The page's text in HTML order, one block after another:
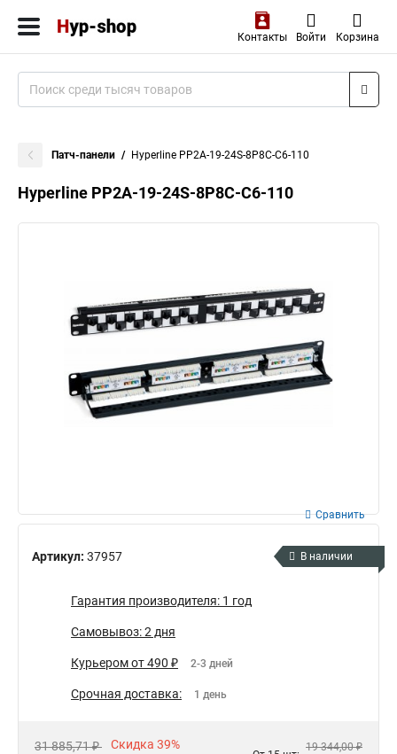
Контакты Войти Корзина
Патч-панели Hyperline PP2A-19-24S-8P8C-C6-110
Hyperline PP2A-19-24S-8P8C-C6-110
Артикул: 37957
Сравнить
В наличии
Гарантия производителя: 1 год
Самовывоз: 2 дня
Курьером от 490 ₽ 2-3 дней
Срочная доставка: 1 день
31 885,71 ₽ Скидка 39%
19 344,00 ₽